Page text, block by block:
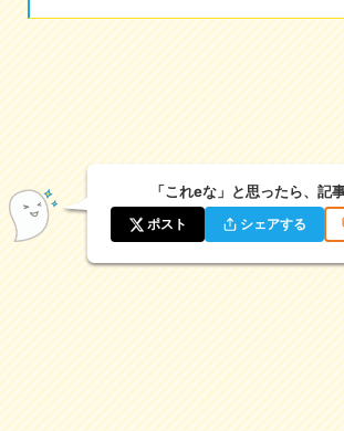
「これeな」と思ったら、記
ポスト シェアする